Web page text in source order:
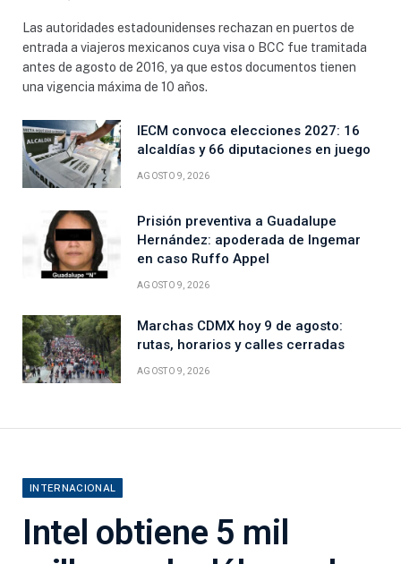
Las autoridades estadounidenses rechazan en puertos de
entrada a viajeros mexicanos cuya visa o BCC fue tramitada
antes de agosto de 2016, ya que estos documentos tienen
una vigencia máxima de 10 años.
IECM convoca elecciones 2027: 16
alcaldías y 66 diputaciones en juego
AGOSTO 9, 2026
Prisión preventiva a Guadalupe
Hernández: apoderada de Ingemar
en caso Ruffo Appel
AGOSTO 9, 2026
Marchas CDMX hoy 9 de agosto:
rutas, horarios y calles cerradas
AGOSTO 9, 2026
INTERNACIONAL
Intel obtiene 5 mil